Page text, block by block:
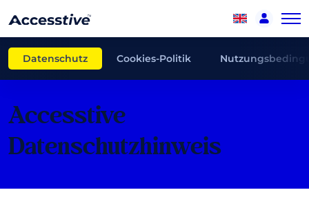
Datenschutz Cookies-Politik
Accesstive
Datenschutzhinweis